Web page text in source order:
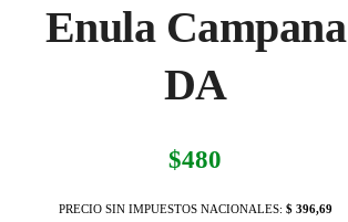
Enula Campana
DA
$480
PRECIO SIN IMPUESTOS NACIONALES: $ 396,69